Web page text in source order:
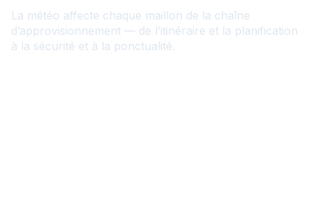
La météo affecte chaque maillon de la chaîne
d’approvisionnement — de l’itinéraire et la planification
à la sécurité et à la ponctualité.